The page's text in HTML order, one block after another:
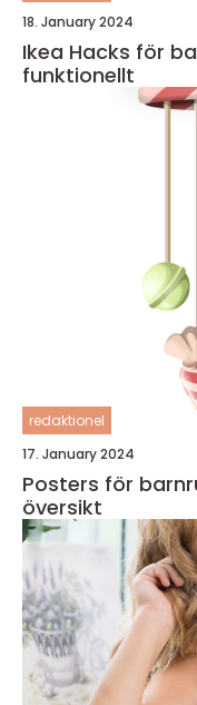
18. January 2024
Ikea Hacks för barnrum
funktionellt
redaktionel
17. January 2024
Posters för
översikt